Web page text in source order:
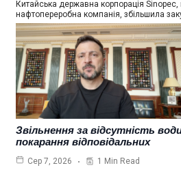
Китайська державна корпорація Sinopec,
нафтопереробна компанія, збільшила
Звільнення за відсутність
покарання відповідальних
Сер 7, 2026 1 Min Read